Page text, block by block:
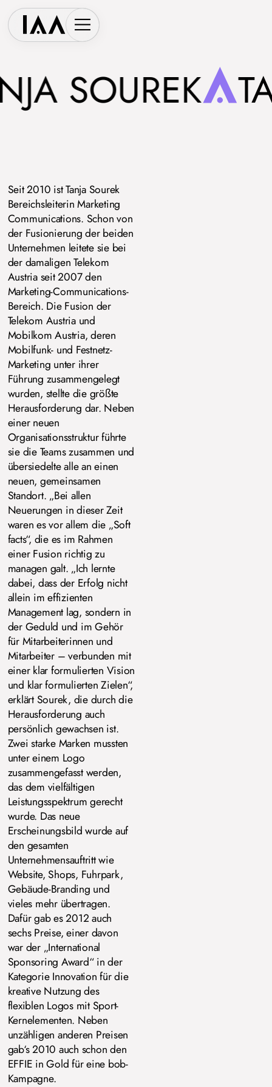
SOUREK
Seit 2010 ist Tanja Sourek
Bereichsleiterin Marketing
Communications. Schon von
der Fusionierung der beiden
Unternehmen leitete sie bei
der damaligen Telekom
Austria seit 2007 den
Marketing-Communications-
Bereich. Die Fusion der
Telekom Austria und
Mobilkom Austria, deren
Mobilfunk- und Festnetz-
Marketing unter ihrer
Führung zusammengelegt
wurden, stellte die größte
Herausforderung dar. Neben
einer neuen
Organisationsstruktur führte
sie die Teams zusammen und
übersiedelte alle an einen
neuen, gemeinsamen
Standort. „Bei allen
Neuerungen in dieser Zeit
waren es vor allem die „Soft
facts“, die es im Rahmen
einer Fusion richtig zu
managen galt. „Ich lernte
dabei, dass der Erfolg nicht
allein im effizienten
Management lag, sondern in
der Geduld und im Gehör
für Mitarbeiterinnen und
Mitarbeiter – verbunden mit
einer klar formulierten Vision
und klar formulierten Zielen“,
erklärt Sourek, die durch die
Herausforderung auch
persönlich gewachsen ist.
Zwei starke Marken mussten
unter einem Logo
zusammengefasst werden,
das dem vielfältigen
Leistungsspektrum gerecht
wurde. Das neue
Erscheinungsbild wurde auf
den gesamten
Unternehmensauftritt wie
Website, Shops, Fuhrpark,
Gebäude-Branding und
vieles mehr übertragen.
Dafür gab es 2012 auch
sechs Preise, einer davon
war der „International
Sponsoring Award“ in der
Kategorie Innovation für die
kreative Nutzung des
flexiblen Logos mit Sport-
Kernelementen. Neben
unzähligen anderen Preisen
gab‘s 2010 auch schon den
EFFIE in Gold für eine bob-
Kampagne.